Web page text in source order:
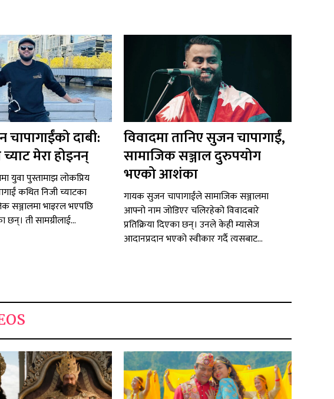
दाबी:
मेरा होइनन्
युवा पुस्तामाझ लोकप्रिय
कथित निजी च्याटका
सञ्जालमा भाइरल भएपछि
छन्। ती सामग्रीलाई...
विवादमा तानिए सुजन चापागाईं,
सामाजिक सञ्जाल दुरुपयोग
भएको आशंका
गायक सुजन चापागाईंले सामाजिक सञ्जालमा
आफ्नो नाम जोडिएर चलिरहेको विवादबारे
प्रतिक्रिया दिएका छन्। उनले केही म्यासेज
आदानप्रदान भएको स्वीकार गर्दै त्यसबाट...